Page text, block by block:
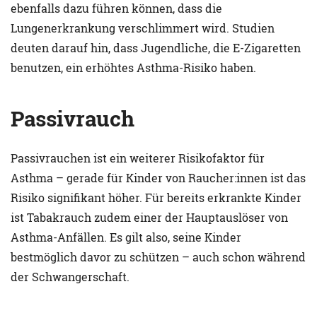
ebenfalls dazu führen können, dass die
Lungenerkrankung verschlimmert wird. Studien
deuten darauf hin, dass Jugendliche, die E-Zigaretten
benutzen, ein erhöhtes Asthma-Risiko haben.
Passivrauch
Passivrauchen ist ein weiterer Risikofaktor für
Asthma – gerade für Kinder von Raucher:innen ist das
Risiko signifikant höher. Für bereits erkrankte Kinder
ist Tabakrauch zudem einer der Hauptauslöser von
Asthma-Anfällen. Es gilt also, seine Kinder
bestmöglich davor zu schützen – auch schon während
der Schwangerschaft.